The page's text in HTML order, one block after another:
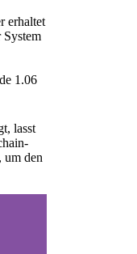
erhaltet
System
1.06
lasst
um den